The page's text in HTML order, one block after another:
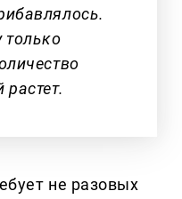
только
не разовых